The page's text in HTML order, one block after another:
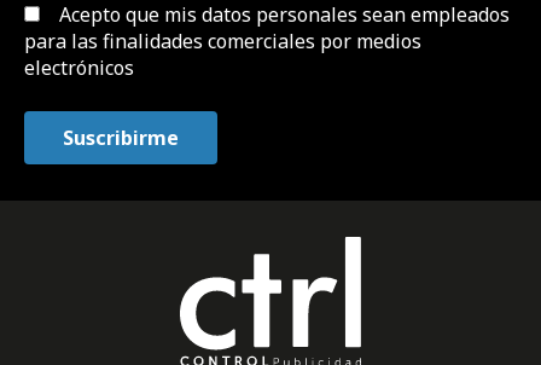
Acepto que mis datos personales sean empleados
para las finalidades comerciales por medios
electrónicos